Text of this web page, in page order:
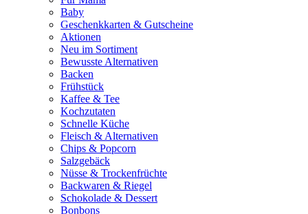
Baby
Geschenkkarten & Gutscheine
Aktionen
Neu im Sortiment
Bewusste Alternativen
Backen
Frühstück
Kaffee & Tee
Kochzutaten
Schnelle Küche
Fleisch & Alternativen
Chips & Popcorn
Salzgebäck
Nüsse & Trockenfrüchte
Backwaren & Riegel
Schokolade & Dessert
Bonbons